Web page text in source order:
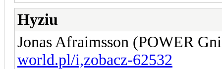
Hyziu
Jonas Afraimsson (POWER
world.pl/i,zobacz-62532